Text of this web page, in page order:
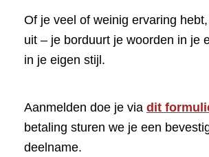
Of je veel of weinig ervaring
uit – je borduurt je woorden in je
in je eigen stijl.
Aanmelden doe je via dit
betaling sturen we je een
deelname.